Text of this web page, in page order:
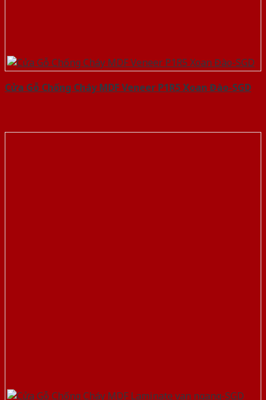
Cửa Gỗ Chống Cháy MDF Veneer P1R5 Xoan Đào-SGD